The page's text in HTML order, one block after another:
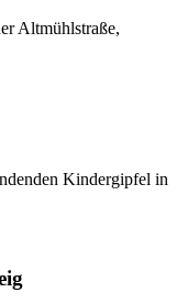
Altmühlstraße,
Kindergipfel in